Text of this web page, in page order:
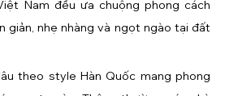
Nam đều ưa chuộng phong cách
giản, nhẹ nhàng và ngọt ngào tại đất
theo style Hàn Quốc mang phong